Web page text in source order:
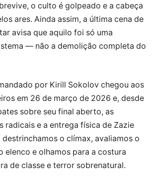
o culto é golpeado e a cabeça
ares. Ainda assim, a última cena de
avisa que aquilo foi só uma
— não a demolição completa do
por Kirill Sokolov chegou aos
em 26 de março de 2026 e, desde
sobre seu final aberto, as
radicais e a entrega física de Zazie
destrinchamos o clímax, avaliamos o
elenco e olhamos para a costura
de classe e terror sobrenatural.